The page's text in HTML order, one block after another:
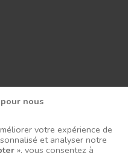
nous
votre expérience de
et analyser notre
», vous consentez à